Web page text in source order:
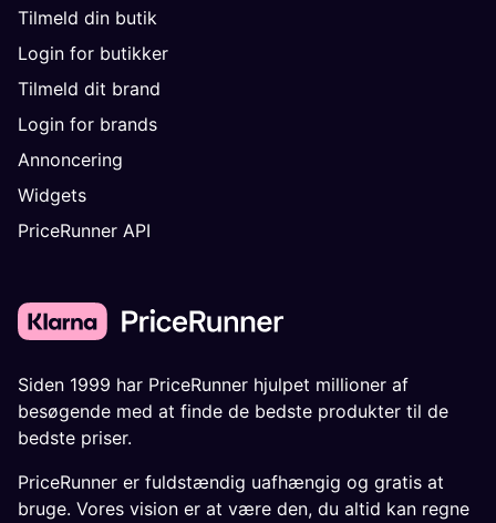
Tilmeld din butik
Login for butikker
Tilmeld dit brand
Login for brands
Annoncering
Widgets
PriceRunner API
Siden 1999 har PriceRunner hjulpet millioner af
besøgende med at finde de bedste produkter til de
bedste priser.
PriceRunner er fuldstændig uafhængig og gratis at
bruge. Vores vision er at være den, du altid kan regne